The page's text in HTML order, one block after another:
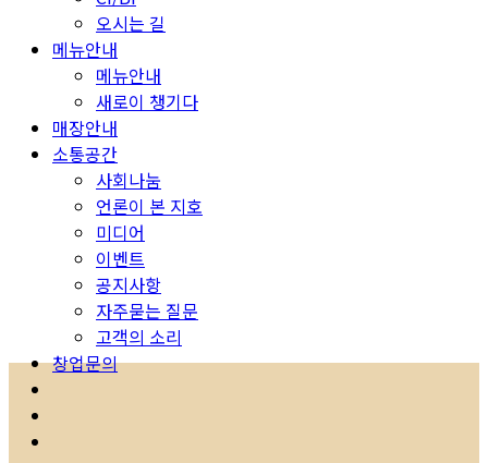
오시는 길
메뉴안내
메뉴안내
새로이 챙기다
매장안내
소통공간
사회나눔
언론이 본 지호
미디어
이벤트
공지사항
자주묻는 질문
고객의 소리
창업문의